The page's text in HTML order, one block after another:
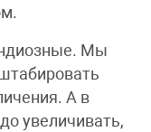
Мы
А в
увеличивать,